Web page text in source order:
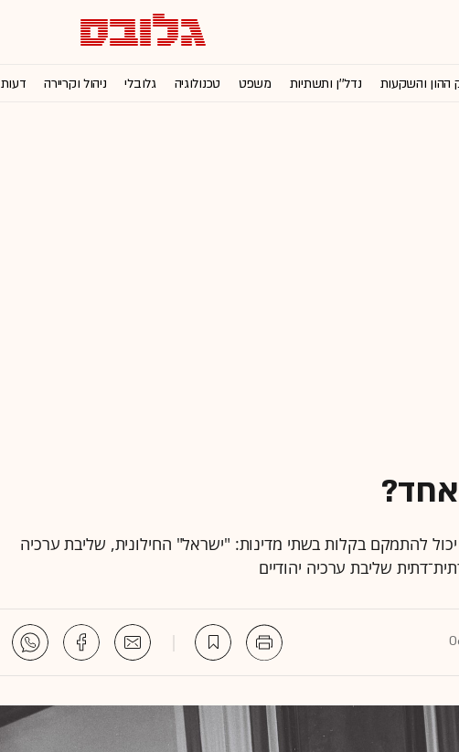
ההון והשקעות נדל''ן ותשתיות משפט טכנולוגיה גלובלי ניהול וקריירה דעות
להתמקם בקלות בשתי מדינות: "ישראל" החילונית, שליבת ערכיה
שליבת ערכיה יהודיים